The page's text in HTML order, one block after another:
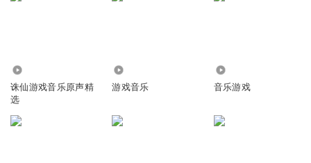
诛仙游戏音乐原声精
选
游戏音乐 音乐游戏